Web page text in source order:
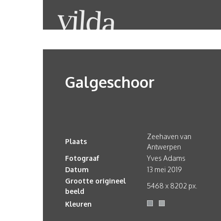
Galgeschoor
Plaats
Zeehaven van
Antwerpen
Fotograaf
Yves Adams
Datum
13 mei 2019
Grootte origineel
beeld
5468 x 8202 px.
Kleuren